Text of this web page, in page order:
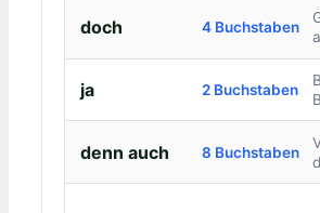
doch 4 Buchstaben
ja 2 Buchstaben
denn auch 8 Buchstaben